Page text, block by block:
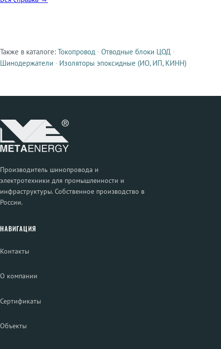
Смежные продукты
Также в каталоге: Токопровод · Отводные блоки ЦОД ·
Шинодержатели · Изоляторы эпоксидные (ИО, ИП, КИНН)
Производитель шинопровода и
электротехники для промышленности и
инфраструктуры. Собственное производство в
России.
НАВИГАЦИЯ
Контакты
О компании
Сертификаты
Объекты